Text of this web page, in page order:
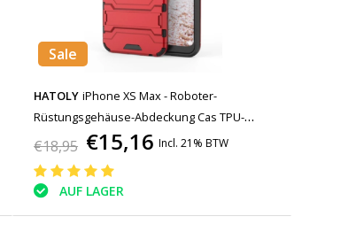
Sale
HATOLY iPhone XS Max - Roboter-
Rüstungsgehäuse-Abdeckung Cas TPU-
Gehäuse Rot + Ständer
€18,95 €15,16 Incl. 21% BTW
AUF LAGER